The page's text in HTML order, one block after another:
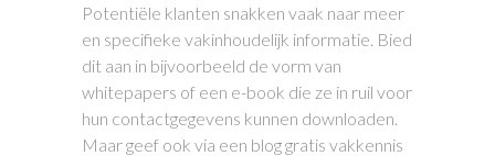
Potentiële klanten snakken vaak naar meer
en specifieke vakinhoudelijk informatie. Bied
dit aan in bijvoorbeeld de vorm van
whitepapers of een e-book die ze in ruil voor
hun contactgegevens kunnen downloaden.
Maar geef ook via een blog gratis vakkennis